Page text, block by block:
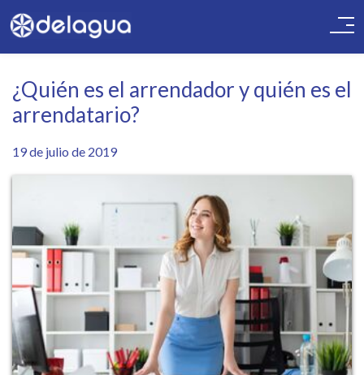
¿Quién es el arrendador y quién es el
arrendatario?
19 de julio de 2019